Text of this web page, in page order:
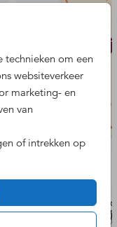
technieken om een
websiteverkeer
marketing- en
van
of intrekken op